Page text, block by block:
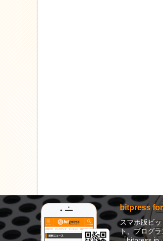
bitpress for
スマホ版ビ
ト、ブログ